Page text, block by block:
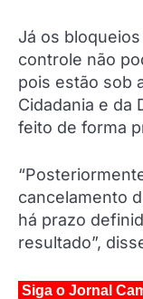
Já os
controle não
pois estão sob
Cidadania e da
feito de forma
cancelamento
há prazo
resultado”,
Siga o Jornal